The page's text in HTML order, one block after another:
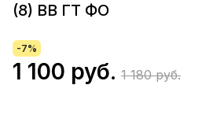
(8) ВВ ГТ ФО
-7%
1 100 руб. 1 180 руб.